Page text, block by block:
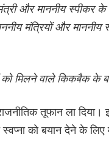
और माननीय स्पीकर
मंत्र‌ियों और
को मिलने वाले किकबैक के
तूफान ला दिया।
को बयान देने के लिए